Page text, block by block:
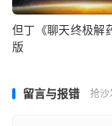
但丁《聊天终极解
版
留言与报错 抢沙